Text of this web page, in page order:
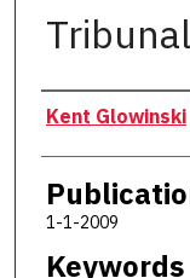
Authors
Kent Glowinski
1-1-2009
Keywords